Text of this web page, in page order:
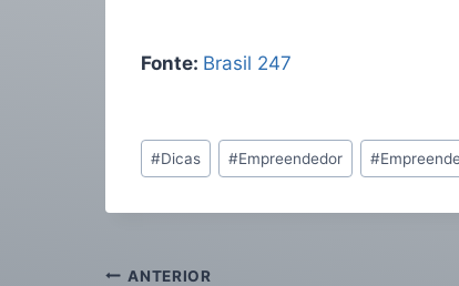
Fonte: Brasil 247
#Dicas #Empreendedor #
ANTERIOR